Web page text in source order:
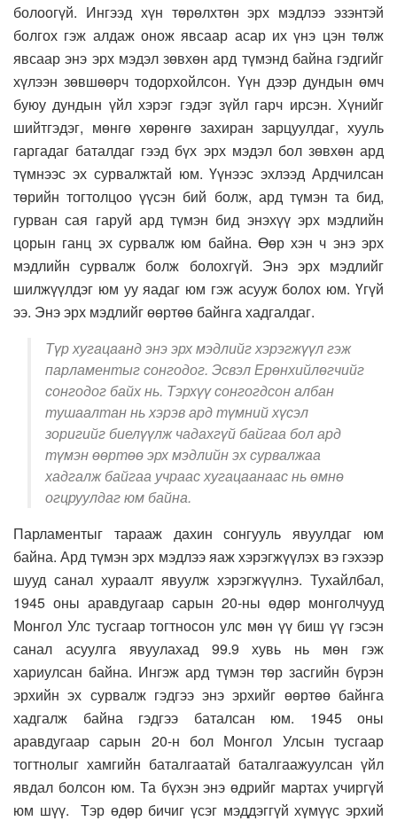
болоогүй. Ингээд хүн төрөлхтөн эрх мэдлээ эзэнтэй
болгох гэж алдаж онож явсаар асар их үнэ цэн төлж
явсаар энэ эрх мэдэл зөвхөн ард түмэнд байна гэдгийг
хүлээн зөвшөөрч тодорхойлсон. Үүн дээр дундын өмч
буюу дундын үйл хэрэг гэдэг зүйл гарч ирсэн. Хүнийг
шийтгэдэг, мөнгө хөрөнгө захиран зарцуулдаг, хууль
гаргадаг баталдаг гээд бүх эрх мэдэл бол зөвхөн ард
түмнээс эх сурвалжтай юм. Үүнээс эхлээд Ардчилсан
төрийн тогтолцоо үүсэн бий болж, ард түмэн та бид,
гурван сая гаруй ард түмэн бид энэхүү эрх мэдлийн
цорын ганц эх сурвалж юм байна. Өөр хэн ч энэ эрх
мэдлийн сурвалж болж болохгүй. Энэ эрх мэдлийг
шилжүүлдэг юм уу яадаг юм гэж асууж болох юм. Үгүй
ээ. Энэ эрх мэдлийг өөртөө байнга хадгалдаг.
Түр хугацаанд энэ эрх мэдлийг хэрэгжүүл гэж
парламентыг сонгодог. Эсвэл Ерөнхийлөгчийг
сонгодог байх нь. Тэрхүү сонгогдсон албан
тушаалтан нь хэрэв ард түмний хүсэл
зоригийг биелүүлж чадахгүй байгаа бол ард
түмэн өөртөө эрх мэдлийн эх сурвалжаа
хадгалж байгаа учраас хугацаанаас нь өмнө
огцруулдаг юм байна.
Парламентыг тарааж дахин сонгууль явуулдаг юм
байна. Ард түмэн эрх мэдлээ яаж хэрэгжүүлэх вэ гэхээр
шууд санал хураалт явуулж хэрэгжүүлнэ. Тухайлбал,
1945 оны аравдугаар сарын 20-ны өдөр монголчууд
Монгол Улс тусгаар тогтносон улс мөн үү биш үү гэсэн
санал асуулга явуулахад 99.9 хувь нь мөн гэж
хариулсан байна. Ингэж ард түмэн төр засгийн бүрэн
эрхийн эх сурвалж гэдгээ энэ эрхийг өөртөө байнга
хадгалж байна гэдгээ баталсан юм. 1945 оны
аравдугаар сарын 20-н бол Монгол Улсын тусгаар
тогтнолыг хамгийн баталгаатай баталгаажуулсан үйл
явдал болсон юм. Та бүхэн энэ өдрийг мартах учиргүй
юм шүү. Тэр өдөр бичиг үсэг мэддэггүй хүмүүс эрхий